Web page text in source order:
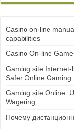
Casino on-line
capabilities
Casino On-line
Gaming site
Safer Online Gaming
Gaming site Online:
Wagering
Почему